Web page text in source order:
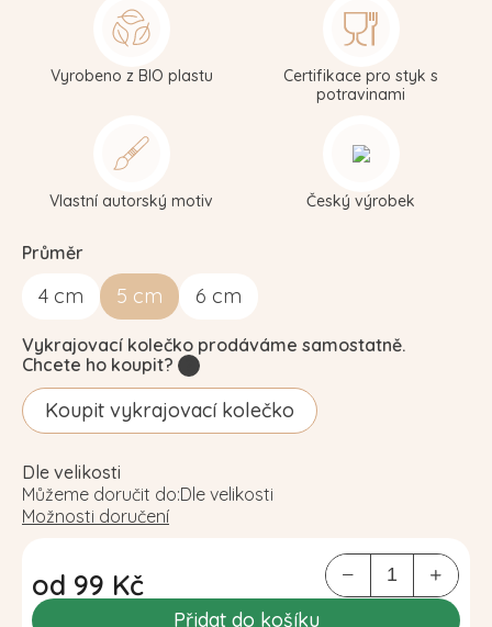
Průměr
4 cm 5 cm 6 cm
od 99 Kč
Měrná
cena:
Přidat do košíku
Vyrobeno z BIO plastu
Certifikace pro styk s
potravinami
Vlastní autorský motiv Český výrobek
Vykrajovací kolečko prodáváme samostatně.
Chcete ho koupit?
Koupit vykrajovací kolečko
Dle velikosti
Můžeme doručit do:Dle velikosti
Možnosti doručení